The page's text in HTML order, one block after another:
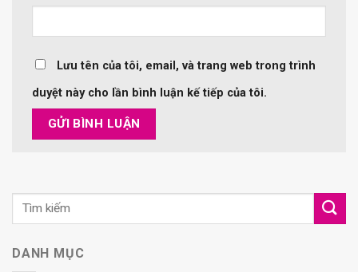
Lưu tên của tôi, email, và trang web trong trình
duyệt này cho lần bình luận kế tiếp của tôi.
DANH MỤC